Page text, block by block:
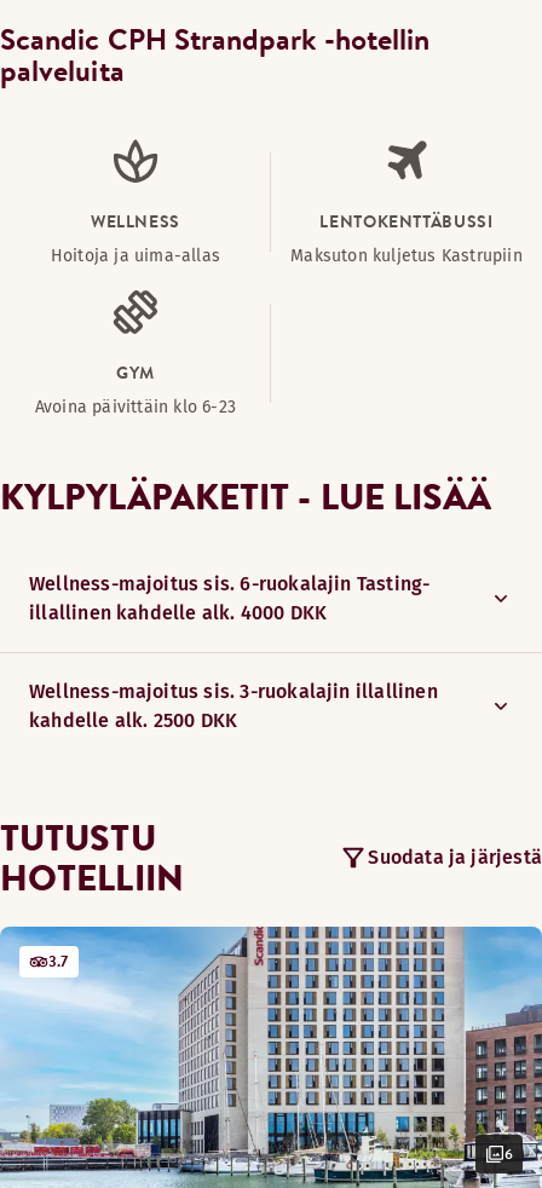
Scandic CPH Strandpark -hotellin
palveluita
WELLNESS
Hoitoja ja uima-allas
LENTOKENTTÄBUSSI
Maksuton kuljetus Kastrupiin
GYM
Avoina päivittäin klo 6-23
KYLPYLÄPAKETIT - LUE LISÄÄ
Wellness-majoitus sis. 6-ruokalajin Tasting-
illallinen kahdelle alk. 4000 DKK
Wellness-majoitus sis. 3-ruokalajin illallinen
kahdelle alk. 2500 DKK
TUTUSTU
HOTELLIIN Suodata ja järjestä
6
3.7